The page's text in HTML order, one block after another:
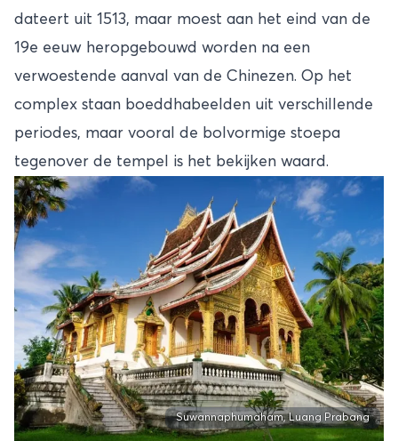
dateert uit 1513, maar moest aan het eind van de
19e eeuw heropgebouwd worden na een
verwoestende aanval van de Chinezen. Op het
complex staan boeddhabeelden uit verschillende
periodes, maar vooral de bolvormige stoepa
tegenover de tempel is het bekijken waard.
Suwannaphumaham, Luang Prabang